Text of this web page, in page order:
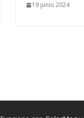
19 junio 2024